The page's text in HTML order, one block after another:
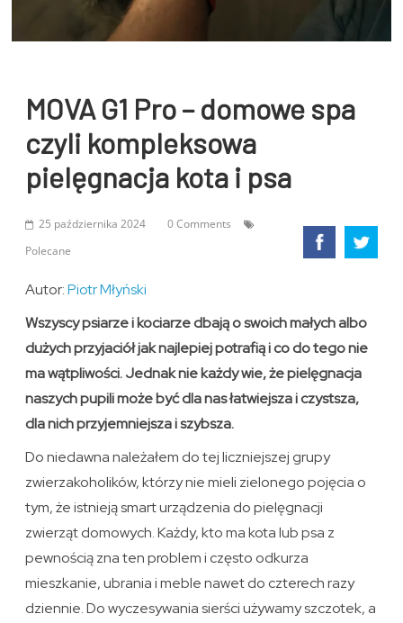
MOVA G1 Pro – domowe spa
czyli kompleksowa
pielęgnacja kota i psa
25 października 2024
0 Comments
Polecane
Autor:Piotr Młyński
Wszyscy psiarze i kociarze dbają o swoich małych albo
dużych przyjaciół jak najlepiej potrafią i co do tego nie
ma wątpliwości. Jednak nie każdy wie, że pielęgnacja
naszych pupili może być dla nas łatwiejsza i czystsza,
dla nich przyjemniejsza i szybsza.
Do niedawna należałem do tej liczniejszej grupy
zwierzakoholików, którzy nie mieli zielonego pojęcia o
tym, że istnieją smart urządzenia do pielęgnacji
zwierząt domowych. Każdy, kto ma kota lub psa z
pewnością zna ten problem i często odkurza
mieszkanie, ubrania i meble nawet do czterech razy
dziennie. Do wyczesywania sierści używamy szczotek, a